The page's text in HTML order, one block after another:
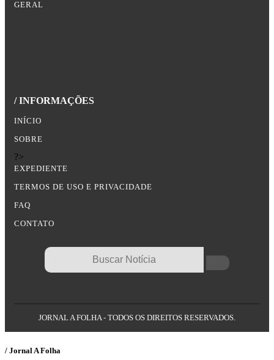
GERAL
/ INFORMAÇÕES
INÍCIO
SOBRE
?>
EXPEDIENTE
TERMOS DE USO E PRIVACIDADE
FAQ
CONTATO
JORNAL A FOLHA - TODOS OS DIREITOS RESERVADOS.
/ Jornal A Folha